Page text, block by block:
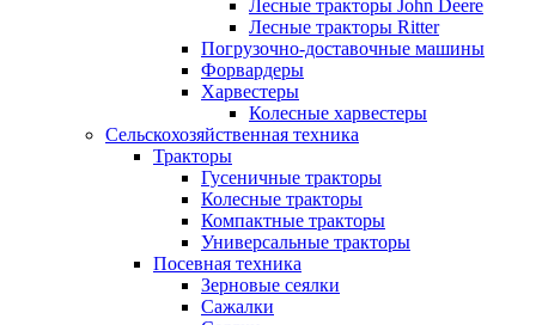
Лесные тракторы John Deere
Лесные тракторы Ritter
Погрузочно-доставочные машины
Форвардеры
Харвестеры
Колесные харвестеры
Сельскохозяйственная техника
Тракторы
Гусеничные тракторы
Колесные тракторы
Компактные тракторы
Универсальные тракторы
Посевная техника
Зерновые сеялки
Сажалки